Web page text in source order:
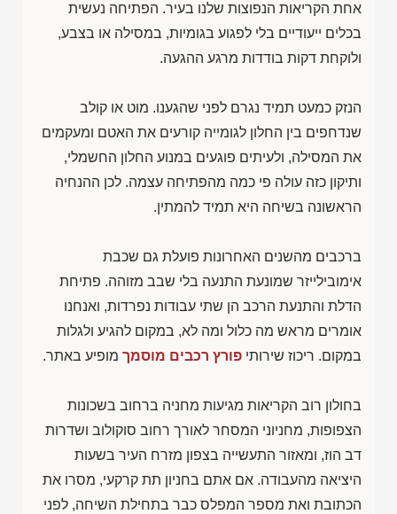
אחת הקריאות הנפוצות שלנו בעיר. הפתיחה נעשית
בכלים ייעודיים בלי לפגוע בגומיות, במסילה או בצבע,
ולוקחת דקות בודדות מרגע ההגעה.
הנזק כמעט תמיד נגרם לפני שהגענו. מוט או קולב
שנדחפים בין החלון לגומייה קורעים את האטם ומעקמים
את המסילה, ולעיתים פוגעים במנוע החלון החשמלי,
ותיקון כזה עולה פי כמה מהפתיחה עצמה. לכן ההנחיה
הראשונה בשיחה היא תמיד להמתין.
ברכבים מהשנים האחרונות פועלת גם שכבת
אימובילייזר שמונעת התנעה בלי שבב מזוהה. פתיחת
הדלת והתנעת הרכב הן שתי עבודות נפרדות, ואנחנו
אומרים מראש מה כלול ומה לא, במקום להגיע ולגלות
במקום. ריכוז שירותי פורץ רכבים מוסמך מופיע באתר.
בחולון רוב הקריאות מגיעות מחניה ברחוב בשכונות
הצפופות, מחניוני המסחר לאורך רחוב סוקולוב ושדרות
דב הוז, ומאזור התעשייה בצפון מזרח העיר בשעות
היציאה מהעבודה. אם אתם בחניון תת קרקעי, מסרו את
הכתובת ואת מספר המפלס כבר בתחילת השיחה, לפני